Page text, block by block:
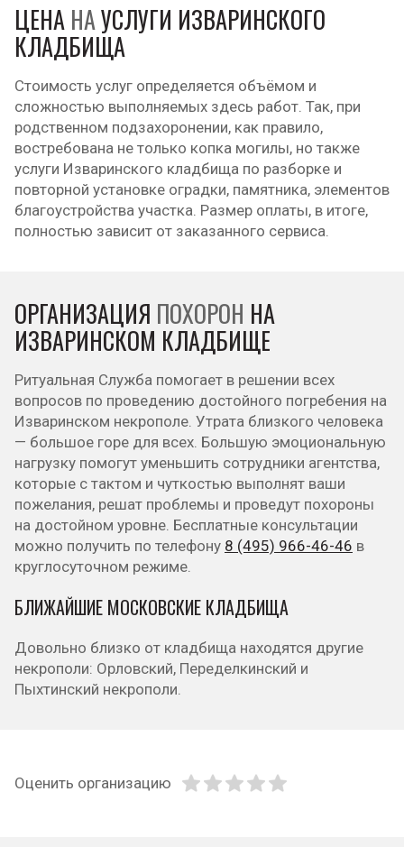
ЦЕНА НАУСЛУГИ ИЗВАРИНСКОГО
КЛАДБИЩА
Стоимость услуг определяется объёмом и
сложностью выполняемых здесь работ. Так, при
родственном подзахоронении, как правило,
востребована не только копка могилы, но также
услуги Изваринского кладбища по разборке и
повторной установке оградки, памятника, элементов
благоустройства участка. Размер оплаты, в итоге,
полностью зависит от заказанного сервиса.
ОРГАНИЗАЦИЯ ПОХОРОН НА
ИЗВАРИНСКОМ КЛАДБИЩЕ
Ритуальная Служба помогает в решении всех
вопросов по проведению достойного погребения на
Изваринском некрополе. Утрата близкого человека
— большое горе для всех. Большую эмоциональную
нагрузку помогут уменьшить сотрудники агентства,
которые с тактом и чуткостью выполнят ваши
пожелания, решат проблемы и проведут похороны
на достойном уровне. Бесплатные консультации
можно получить по телефону 8 (495) 966-46-46 в
круглосуточном режиме.
БЛИЖАЙШИЕ МОСКОВСКИЕ КЛАДБИЩА
Довольно близко от кладбища находятся другие
некрополи: Орловский, Переделкинский и
Пыхтинский некрополи.
Оценить организацию